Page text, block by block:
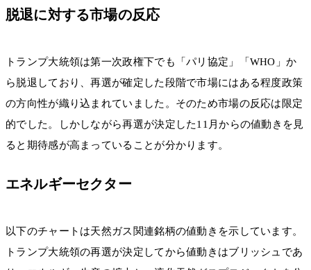
脱退に対する市場の反応
トランプ大統領は第一次政権下でも「パリ協定」「WHO」か
ら脱退しており、再選が確定した段階で市場にはある程度政策
の方向性が織り込まれていました。そのため市場の反応は限定
的でした。しかしながら再選が決定した11月からの値動きを見
ると期待感が高まっていることが分かります。
エネルギーセクター
以下のチャートは天然ガス関連銘柄の値動きを示しています。
トランプ大統領の再選が決定してから値動きはブリッシュであ